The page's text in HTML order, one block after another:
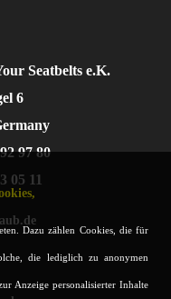
Seatbelts e.K.
6
97 80
05 11
Dazu zählen Cookies, die für
die lediglich zu anonymen
Anzeige personalisierter Inhalte